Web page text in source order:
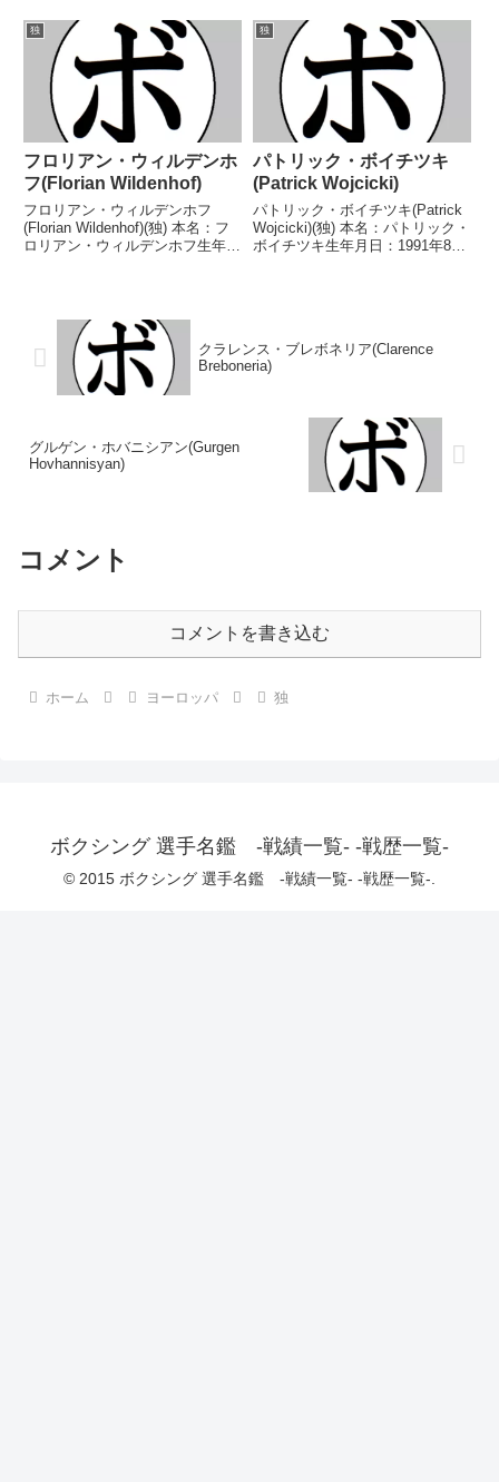
ビー級優勝(アマチュア)2015年度
ケミストリーカップライトヘビ
ル】BDBドイツインターナショ
ナルクルーザー級暫定王座BDB
ドイツライトヘビー級王座BDB
ド...
独
フロリアン・ウィルデンホ
フ(Florian Wildenhof)
フロリアン・ウィルデンホフ
(Florian Wildenhof)(独) 本名：フ
ロリアン・ウィルデンホフ生年月
ラシアスーパーウェルター級王...
独
パトリック・ボイチツキ
(Patrick Wojcicki)
パトリック・ボイチツキ(Patrick
Wojcicki)(独) 本名：パトリック・
ボイチツキ生年月日：1991年8月
クラレンス・ブレボネリア(Clarence
Breboneria)
グルゲン・ホバニシアン(Gurgen
Hovhannisyan)
コメント
コメントを書き込む
ホーム ヨーロッパ 独
ボクシング 選手名鑑 -戦績一覧- -戦歴一覧-
© 2015 ボクシング 選手名鑑 -戦績一覧- -戦歴一覧-.